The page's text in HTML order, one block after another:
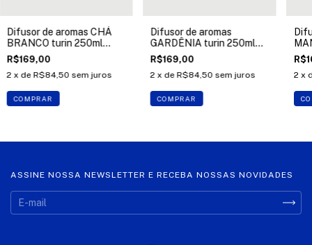
Difusor de aromas CHÁ
BRANCO turin 250ml
Klaroma
R$169,00
2 x de R$84,50 sem juros
COMPRAR
Difusor de aromas
GARDÊNIA turin 250ml
Klaroma
R$169,00
2 x de R$84,50 sem juros
COMPRAR
2 x
ASSINE NOSSA NEWSLETTER E RECEBA NOSSAS NOVIDADES